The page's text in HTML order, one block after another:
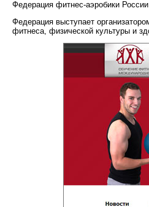
Федерация фитнес-аэробики
Федерация выступает
фитнеса, физической культуры и